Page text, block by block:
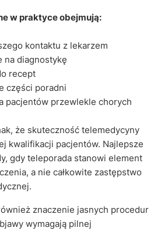
w praktyce obejmują:
kontaktu z lekarzem
na diagnostykę
recept
części poradni
pacjentów przewlekle chorych
że skuteczność telemedycyny
kwalifikacji pacjentów. Najlepsze
gdy teleporada stanowi element
a nie całkowite zastępstwo
znaczenie jasnych procedur
wymagają pilnej